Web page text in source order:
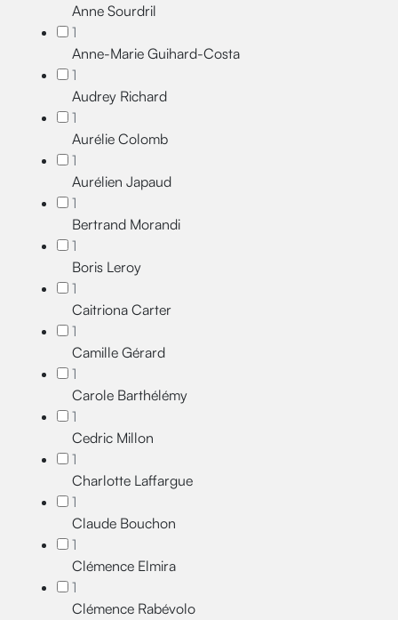
Anne Sourdril
1
Anne-Marie Guihard-Costa
1
Audrey Richard
1
Aurélie Colomb
1
Aurélien Japaud
1
Bertrand Morandi
1
Boris Leroy
1
Caitriona Carter
1
Camille Gérard
1
Carole Barthélémy
1
Cedric Millon
1
Charlotte Laffargue
1
Claude Bouchon
1
Clémence Elmira
1
Clémence Rabévolo